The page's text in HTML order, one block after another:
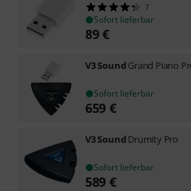
7
Sofort lieferbar
89€
V3 Sound Grand Piano
Sofort lieferbar
659 €
V3 Sound Drumity Pro
Sofort lieferbar
589 €